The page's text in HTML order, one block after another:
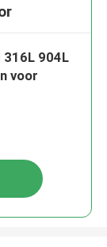
904L
voor